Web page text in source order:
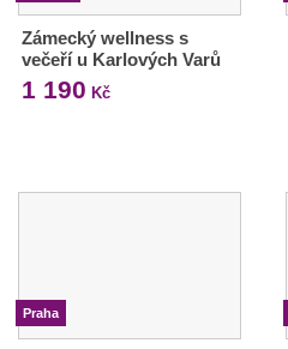
Zámecký wellness s
večeří u Karlových Varů
1 190 Kč
Praha